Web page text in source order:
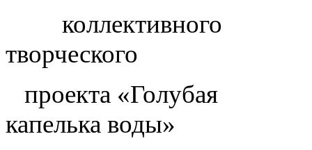
коллективного
творческого
проекта «Голубая
капелька воды»